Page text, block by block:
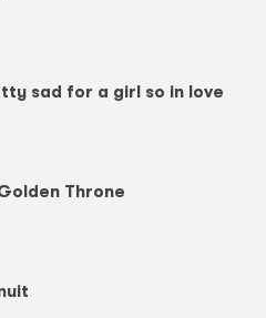
sad for a girl so in love
Throne